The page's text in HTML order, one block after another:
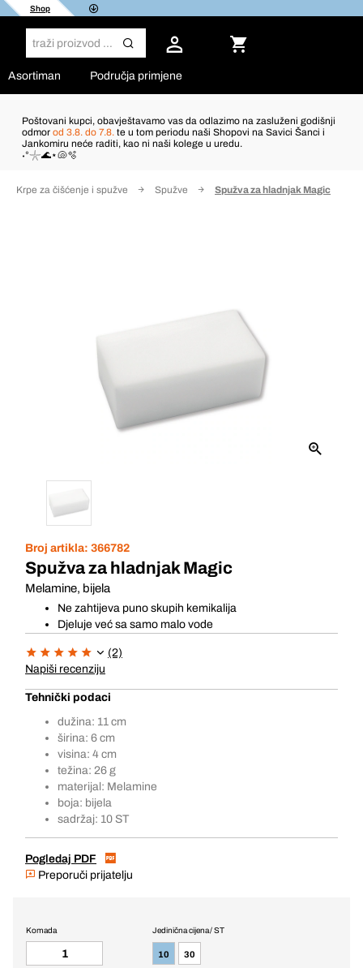
Shop
Asortiman Područja primjene
Poštovani kupci, obavještavamo vas da odlazimo na zasluženi godišnji
odmor od 3.8. do 7.8. te u tom periodu naši Shopovi na Savici Šanci i
Jankomiru neće raditi, kao ni naši kolege u uredu.
˖°𓇼🌊⋆🐚🫧
Krpe za čišćenje i spužve Spužve Spužva za hladnjak Magic
Broj artikla: 366782
Spužva za hladnjak Magic
Melamine, bijela
Ne zahtijeva puno skupih kemikalija
Djeluje već sa samo malo vode
(2)
Napiši recenziju
Tehnički podaci
dužina: 11 cm
širina: 6 cm
visina: 4 cm
težina: 26 g
materijal: Melamine
boja: bijela
sadržaj: 10 ST
Pogledaj PDF
Preporuči prijatelju
Jedinična cijena / ST
10 30
Komada